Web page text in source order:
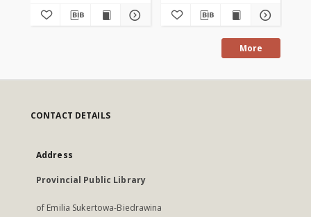
More
CONTACT DETAILS
Address
Provincial Public Library
of Emilia Sukertowa-Biedrawina